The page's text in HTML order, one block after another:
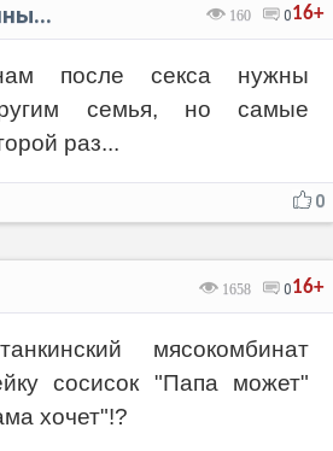
16+
160 0
после секса нужны
семья, но самые
раз...
0
16+
1658 0
мясокомбинат
сосисок "Папа может"
хочет"!?